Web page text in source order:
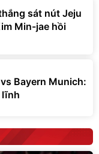
sát nút Jeju
Min-jae hồi
Bayern Munich:
lĩnh